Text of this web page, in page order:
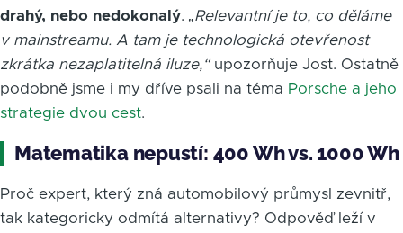
drahý, nebo nedokonalý. „Relevantní je to, co děláme
v mainstreamu. A tam je technologická otevřenost
zkrátka nezaplatitelná iluze,“upozorňuje Jost. Ostatně
podobně jsme i my dříve psali na téma Porsche a jeho
strategie dvou cest.
Matematika nepustí: 400 Wh vs. 1000 Wh
Proč expert, který zná automobilový průmysl zevnitř,
tak kategoricky odmítá alternativy? Odpověď leží v